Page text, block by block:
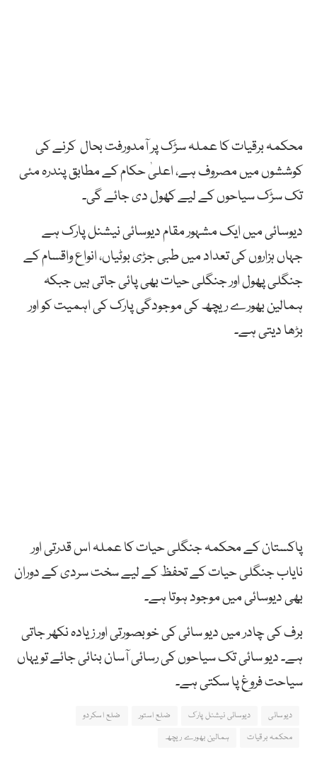
محکمہ برقیات کا عملہ سڑک پر آمدورفت بحال کرنے کی
کوششوں میں مصروف ہے، اعلیٰ حکام کے مطابق پندرہ مئی
تک سڑک سیاحوں کے لیے کھول دی جائے گی۔
دیوسائی میں ایک مشہور مقام دیوسائی نیشنل پارک ہے
جہاں ہزاروں کی تعداد میں طبی جڑی بوٹیاں، انواع واقسام کے
جنگلی پھول اور جنگلی حیات بھی پائی جاتی ہیں جبکہ
ہمالین بھورے ریچھ کی موجودگی پارک کی اہمیت کو اور
بڑھا دیتی ہے۔
پاکستان کے محکمہ جنگلی حیات کا عملہ اس قدرتی اور
نایاب جنگلی حیات کے تحفظ کے لیے سخت سردی کے دوران
بھی دیوسائی میں موجود ہوتا ہے۔
برف کی چادر میں دیو سائی کی خوبصورتی اور زیادہ نکھر جاتی
ہے۔ دیو سائی تک سیاحوں کی رسائی آسان بنائی جائے تو یہاں
سیاحت فروغ پا سکتی ہے۔
دیوسائی دیوسائی نیشنل پارک ضلع استور
ضلع اسکردو
محکمہ برقیات
ہمالین بھورے ریچھ